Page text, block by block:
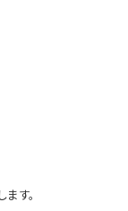
す。